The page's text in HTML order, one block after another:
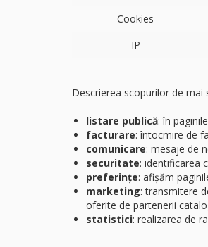
Cookies
IP
Descrierea scopurilor de mai
listare publică: în
facturare: întocmire de
comunicare: mesaje de
securitate: identificarea
preferințe: afișăm
marketing: transmitere
oferite de partenerii
statistici: realizarea de